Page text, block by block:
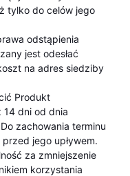
tylko do celów jego
odstąpienia
jest odesłać
na adres siedziby
Produkt
14 dni od dnia
zachowania terminu
jego upływem.
za zmniejszenie
korzystania